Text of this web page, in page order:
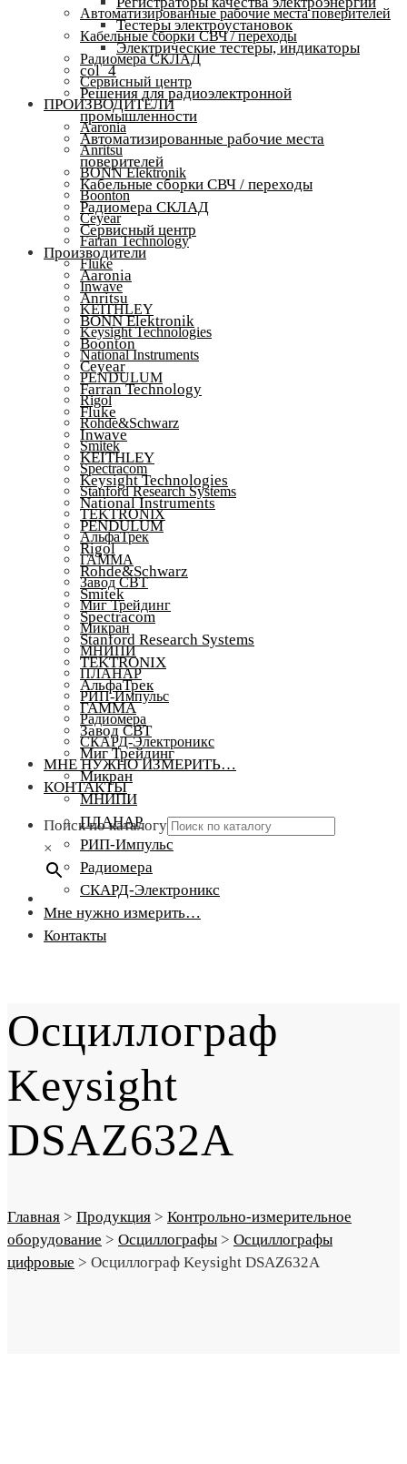
Автоматизированные рабочие места поверителей
Кабельные сборки СВЧ / переходы
Радиомера СКЛАД
Сервисный центр
ПРОИЗВОДИТЕЛИ
Aaronia
Anritsu
BONN Elektronik
Boonton
Ceyear
Farran Technology
Fluke
Inwave
KEITHLEY
Keysight Technologies
National Instruments
PENDULUM
Rigol
Rohde&Schwarz
Smitek
Spectracom
Stanford Research Systems
TEKTRONIX
АльфаТрек
ГАММА
Завод СВТ
Миг Трейдинг
Микран
МНИПИ
ПЛАНАР
РИП-Импульс
Радиомера
СКАРД-Электроникс
МНЕ НУЖНО ИЗМЕРИТЬ…
КОНТАКТЫ
Поиск по каталогу
×
Тестеры электроустановок
Электрические тестеры, индикаторы
col_4
Решения для радиоэлектронной
промышленности
Автоматизированные рабочие места
поверителей
Кабельные сборки СВЧ / переходы
Радиомера СКЛАД
Сервисный центр
Производители
Aaronia
Anritsu
BONN Elektronik
Boonton
Ceyear
Farran Technology
Fluke
Inwave
KEITHLEY
Keysight Technologies
National Instruments
PENDULUM
Rigol
Rohde&Schwarz
Smitek
Spectracom
Stanford Research Systems
TEKTRONIX
АльфаТрек
ГАММА
Завод СВТ
Миг Трейдинг
Микран
МНИПИ
ПЛАНАР
РИП-Импульс
Радиомера
СКАРД-Электроникс
Мне нужно измерить…
Контакты
Осциллограф
Keysight
DSAZ632A
Главная > Продукция > Контрольно-измерительное
оборудование > Осциллографы > Осциллографы
цифровые > Осциллограф Keysight DSAZ632A